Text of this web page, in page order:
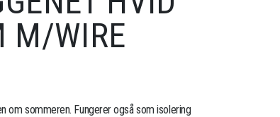
M/WIRE
om sommeren. Fungerer også som isolering